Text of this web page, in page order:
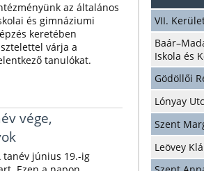
az általános
és gimnáziumi
keretében
várja a
tanulókat.
vége,
tanév június 19.-ig
VII.
Iskola és
Gödöllői
Lónyay
Szent
Leövey